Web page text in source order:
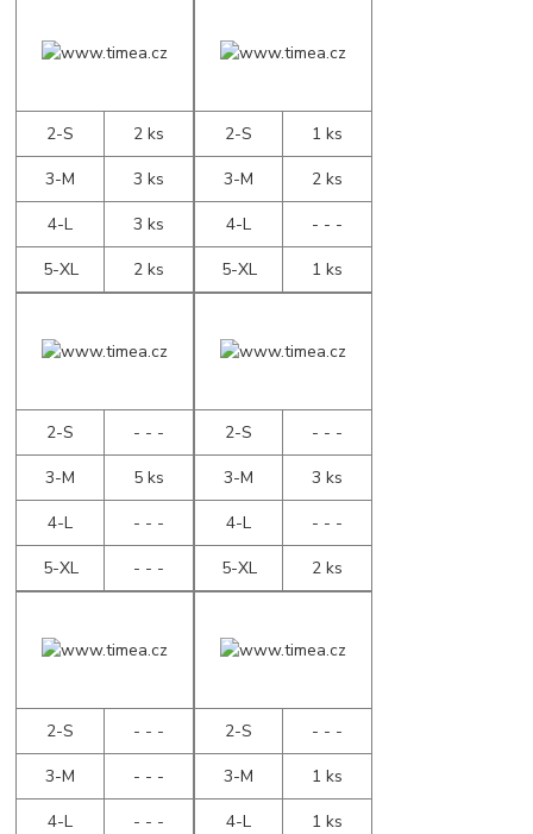
2-S
2 ks
3-M
3 ks
4-L
3 ks
5-XL
2 ks
2-S
1 ks
3-M
2 ks
4-L
- - -
5-XL
1 ks
2-S
- - -
3-M
5 ks
4-L
- - -
5-XL
- - -
2-S
- - -
3-M
3 ks
4-L
- - -
5-XL
2 ks
2-S
- - -
3-M
- - -
4-L
- - -
2-S
- - -
3-M
1 ks
4-L
1 ks